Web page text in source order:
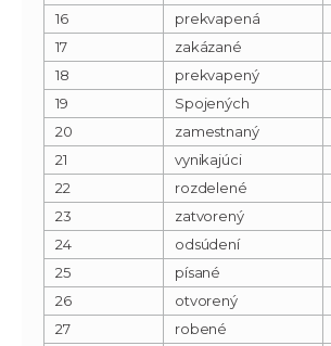
16
prekvapená
17
zakázané
18
prekvapený
19
Spojených
20
zamestnaný
21
vynikajúci
22
rozdelené
23
zatvorený
24
odsúdení
25
písané
26
otvorený
27
robené